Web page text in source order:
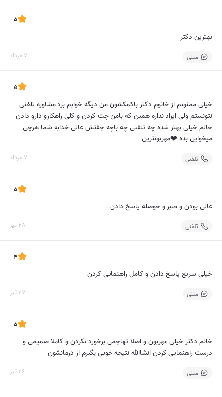
5
بهترین دکتر
متنی 7 مرداد
5
خیلی ممنونم از خانوم دکتر باکمکشون من دیگه خوابم برد مشاوره تلفنی
نتونستم ولی ایراد نداره همین که بامن چت کردن و کلی راهکارو دارو دادن
حالم خیلی بهتر شده چه تلفنی چه باچه جفتش عالی خدابه شما هرچی
میخواین بده ❤️مهربونترین
تلفنی 7 مرداد
5
عالی بودن و صبر و حوصله پاسخ دادن
تلفنی 28 تیر
4
خیلی سریع پاسخ دادن و کامل راهنمایی کردن
متنی 27 تیر
5
خانم دکتر خیلی مهربون و اصلا تهاجمی برخورد نکردن و کاملا صمیمی و
درست راهنمایی کردن انشاالله نتیجه خوبی بگیرم از درمانشون
متنی 26 تیر